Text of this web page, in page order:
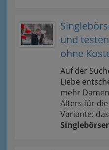
und
ohne
Auf der
Liebe
mehr
Alters für
Variante: das